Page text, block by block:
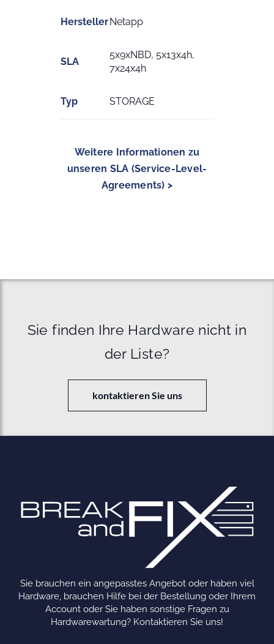
HerstellerNetapp
SLA
5x9xNBD, 5x13x4h,
7x24x4h
Typ STORAGE
Weitere Informationen zu
unseren SLA (Service-Level-
Agreements) >
Sie finden Ihre Hardware nicht in
der Liste?
kontaktieren Sie uns
Sie brauchen ein angepasstes Angebot oder haben viel
Hardware, brauchen Hilfe bei der Bestellung oder Ihrem
Account oder Sie haben sonstige Fragen zu
Hardwarewartung? Kontaktieren Sie uns!